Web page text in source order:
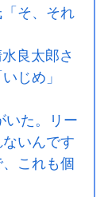
そ、それ
良太郎さ
じめ」
いた。リー
いんです
これも個